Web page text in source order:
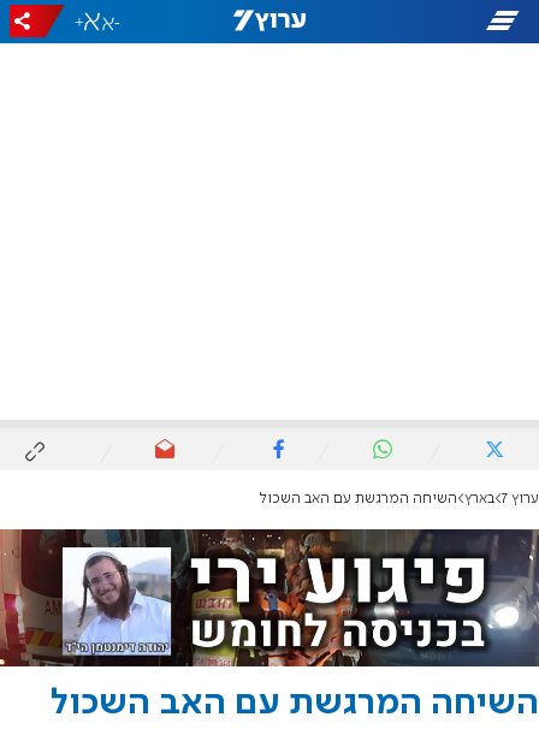
-
+
ערוץ 7 בארץ השיחה המרגשת עם האב השכול
השיחה המרגשת עם האב השכול